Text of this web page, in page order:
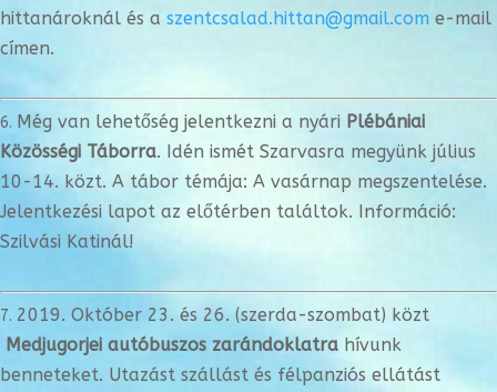
hittanároknál és a szentcsalad.hittan@gmail.com e-mail
címen.
Még van lehetőség jelentkezni a nyári Plébániai
Közösségi Táborra. Idén ismét Szarvasra megyünk július
10-14. közt. A tábor témája: A vasárnap megszentelése.
Jelentkezési lapot az előtérben találtok. Információ:
Szilvási Katinál!
2019. Október 23. és 26. (szerda-szombat) közt
Medjugorjei autóbuszos zarándoklatra hívunk
benneteket. Utazást szállást és félpanziós ellátást